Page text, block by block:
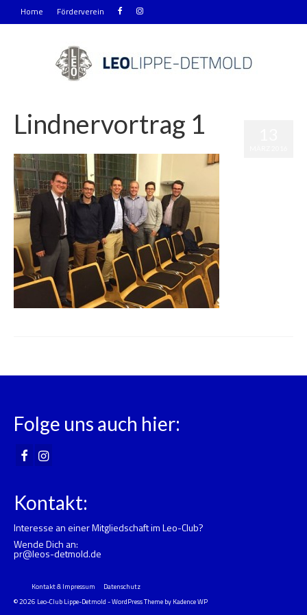
Home Förderverein
Lindnervortrag 1
Folge uns auch hier:
Kontakt:
Interesse an einer Mitgliedschaft im Leo-Club?
Wende Dich an:
pr@leos-detmold.de
Kontakt & Impressum
Datenschutz
© 2026 Leo-Club Lippe-Detmold - WordPress Theme by Kadence WP